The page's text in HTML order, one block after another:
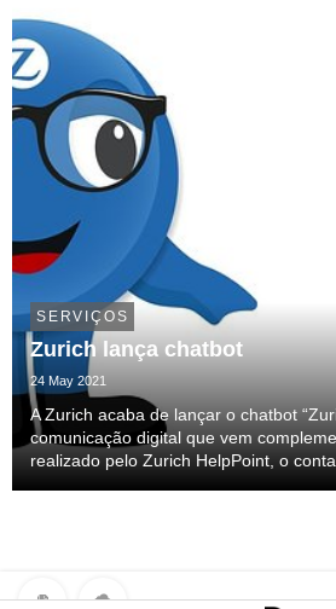
SERVIÇOS
Zurich lança chatbot
24 May 2021
A Zurich acaba de lançar o chatbot
comunicação digital que vem
realizado pelo Zurich HelpPoint, o